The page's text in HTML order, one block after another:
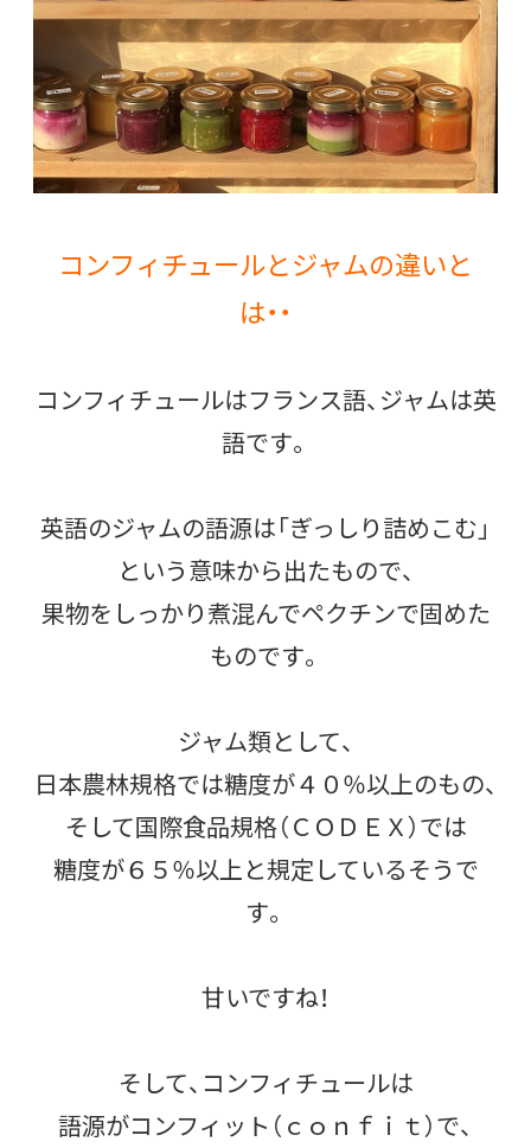
コンフィチュールとジャムの違いと
は・・
コンフィチュールはフランス語、ジャムは英
語です。
英語のジャムの語源は「ぎっしり詰めこむ」
という意味から出たもので、
果物をしっかり煮混んでペクチンで固めた
ものです。
ジャム類として、
日本農林規格では糖度が４０％以上のもの、
そして国際食品規格（ＣＯＤＥＸ）では
糖度が６５％以上と規定しているそうで
す。
甘いですね！
そして、コンフィチュールは
語源がコンフィット（ｃｏｎｆｉｔ）で、